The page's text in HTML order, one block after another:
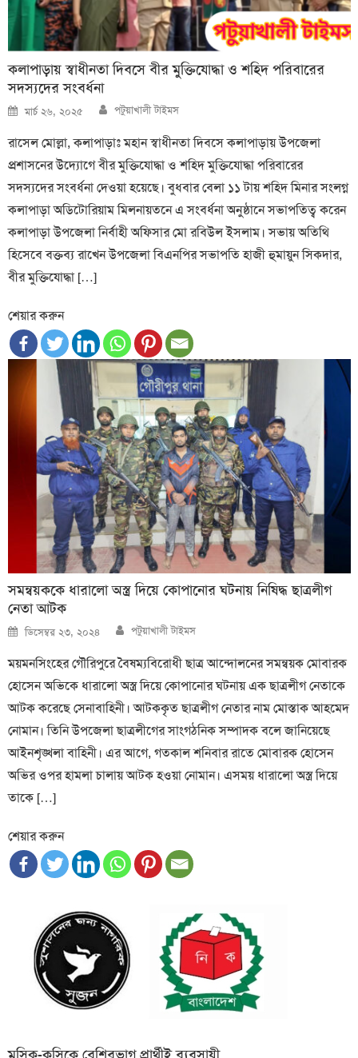
কলাপাড়ায় স্বাধীনতা দিবসে বীর মুক্তিযোদ্ধা ও শহিদ পরিবারের
সদস্যদের সংবর্ধনা
Posted
on
মার্চ ২৬, ২০২৫ Author
পটুয়াখালী টাইমস
রাসেল মোল্লা, কলাপাড়াঃ মহান স্বাধীনতা দিবসে কলাপাড়ায় উপজেলা
প্রশাসনের উদ্যোগে বীর মুক্তিযোদ্ধা ও শহিদ মুক্তিযোদ্ধা পরিবারের
সদস্যদের সংবর্ধনা দেওয়া হয়েছে। বুধবার বেলা ১১ টায় শহিদ মিনার সংলগ্ন
কলাপাড়া অডিটোরিয়াম মিলনায়তনে এ সংবর্ধনা অনুষ্ঠানে সভাপতিত্ব করেন
কলাপাড়া উপজেলা নির্বাহী অফিসার মো রবিউল ইসলাম। সভায় অতিথি
হিসেবে বক্তব্য রাখেন উপজেলা বিএনপির সভাপতি হাজী হুমায়ুন সিকদার,
বীর মুক্তিযোদ্ধা […]
শেয়ার করুন
সমন্বয়ককে ধারালো অস্ত্র দিয়ে কোপানোর ঘটনায় নিষিদ্ধ ছাত্রলীগ
নেতা আটক
Posted
on
ডিসেম্বর ২৩, ২০২৪ Author
পটুয়াখালী টাইমস
ময়মনসিংহের গৌরিপুরে বৈষম্যবিরোধী ছাত্র আন্দোলনের সমন্বয়ক মোবারক
হোসেন অভিকে ধারালো অস্ত্র দিয়ে কোপানোর ঘটনায় এক ছাত্রলীগ নেতাকে
আটক করেছে সেনাবাহিনী। আটককৃত ছাত্রলীগ নেতার নাম মোস্তাক আহমেদ
নোমান। তিনি উপজেলা ছাত্রলীগের সাংগঠনিক সম্পাদক বলে জানিয়েছে
আইনশৃঙ্খলা বাহিনী। এর আগে, গতকাল শনিবার রাতে মোবারক হোসেন
অভির ওপর হামলা চালায় আটক হওয়া নোমান। এসময় ধারালো অস্ত্র দিয়ে
তাকে […]
শেয়ার করুন